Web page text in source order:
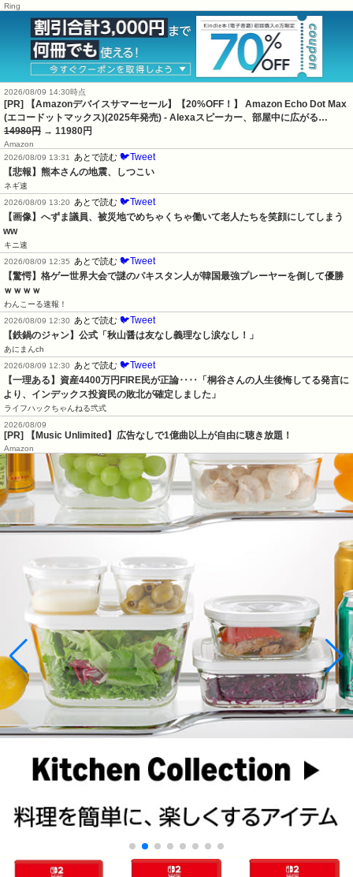
Ring
2026/08/09 14:30時点
[PR] 【Amazonデバイスサマーセール】【20%OFF！】 Amazon Echo Dot Max
(エコードットマックス)(2025年発売) - Alexaスピーカー、部屋中に広がる…
14980円 → 11980円
Amazon
2026/08/09 13:31
あとで読む 🐦Tweet
【悲報】熊本さんの地震、しつこい
ネギ速
2026/08/09 13:20
あとで読む 🐦Tweet
【画像】へずま議員、被災地でめちゃくちゃ働いて老人たちを笑顔にしてしまう
ww
キニ速
2026/08/09 12:35
あとで読む 🐦Tweet
【驚愕】格ゲー世界大会で謎のパキスタン人が韓国最強プレーヤーを倒して優勝
ｗｗｗｗ
わんこーる速報！
2026/08/09 12:30
あとで読む 🐦Tweet
【鉄鍋のジャン】公式「秋山醤は友なし義理なし涙なし！」
あにまんch
2026/08/09 12:30
あとで読む 🐦Tweet
【一理ある】資産4400万円FIRE民が正論‥‥「桐谷さんの人生後悔してる発言に
より、インデックス投資民の敗北が確定しました」
ライフハックちゃんねる弐式
2026/08/09
[PR] 【Music Unlimited】広告なしで1億曲以上が自由に聴き放題！
Amazon